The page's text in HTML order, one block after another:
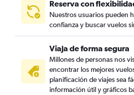
Reserva con
Nuestros usuarios pueden
confianza y buscar vuelos
Viaja de forma segura
Millones de personas nos
encontrar los mejores
planificación de viajes sea
información útil y gráficos